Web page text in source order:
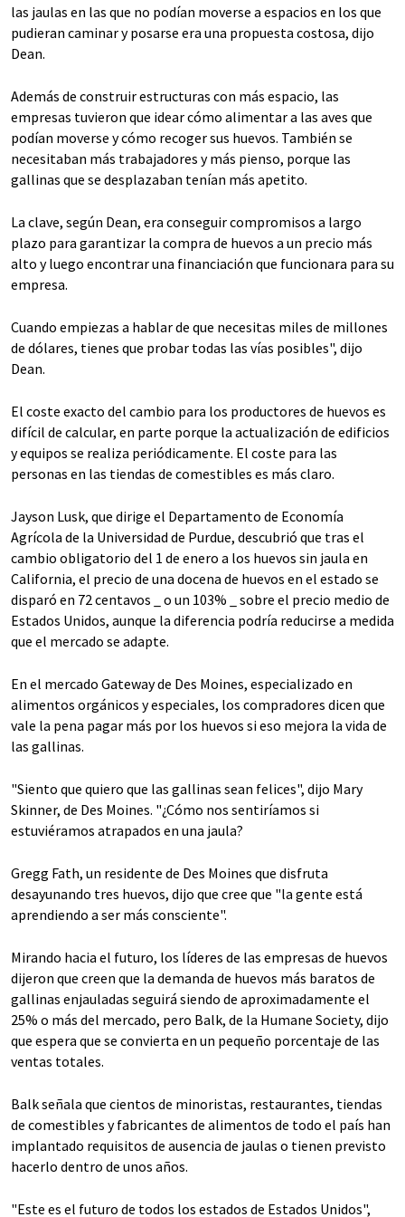
las jaulas en las que no podían moverse a espacios en los que
pudieran caminar y posarse era una propuesta costosa, dijo
Dean.
Además de construir estructuras con más espacio, las
empresas tuvieron que idear cómo alimentar a las aves que
podían moverse y cómo recoger sus huevos. También se
necesitaban más trabajadores y más pienso, porque las
gallinas que se desplazaban tenían más apetito.
La clave, según Dean, era conseguir compromisos a largo
plazo para garantizar la compra de huevos a un precio más
alto y luego encontrar una financiación que funcionara para su
empresa.
Cuando empiezas a hablar de que necesitas miles de millones
de dólares, tienes que probar todas las vías posibles", dijo
Dean.
El coste exacto del cambio para los productores de huevos es
difícil de calcular, en parte porque la actualización de edificios
y equipos se realiza periódicamente. El coste para las
personas en las tiendas de comestibles es más claro.
Jayson Lusk, que dirige el Departamento de Economía
Agrícola de la Universidad de Purdue, descubrió que tras el
cambio obligatorio del 1 de enero a los huevos sin jaula en
California, el precio de una docena de huevos en el estado se
disparó en 72 centavos _ o un 103% _ sobre el precio medio de
Estados Unidos, aunque la diferencia podría reducirse a medida
que el mercado se adapte.
En el mercado Gateway de Des Moines, especializado en
alimentos orgánicos y especiales, los compradores dicen que
vale la pena pagar más por los huevos si eso mejora la vida de
las gallinas.
"Siento que quiero que las gallinas sean felices", dijo Mary
Skinner, de Des Moines. "¿Cómo nos sentiríamos si
estuviéramos atrapados en una jaula?
Gregg Fath, un residente de Des Moines que disfruta
desayunando tres huevos, dijo que cree que "la gente está
aprendiendo a ser más consciente".
Mirando hacia el futuro, los líderes de las empresas de huevos
dijeron que creen que la demanda de huevos más baratos de
gallinas enjauladas seguirá siendo de aproximadamente el
25% o más del mercado, pero Balk, de la Humane Society, dijo
que espera que se convierta en un pequeño porcentaje de las
ventas totales.
Balk señala que cientos de minoristas, restaurantes, tiendas
de comestibles y fabricantes de alimentos de todo el país han
implantado requisitos de ausencia de jaulas o tienen previsto
hacerlo dentro de unos años.
"Este es el futuro de todos los estados de Estados Unidos",